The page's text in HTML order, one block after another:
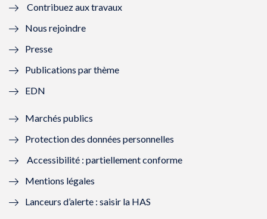
l
l
f
n
ê
t
r
e
e
e
n
ê
r
ê
t
e
ê
Contribuez aux travaux
Nous rejoindre
Presse
Publications par thème
EDN
Marchés publics
Protection des données personnelles
Accessibilité : partiellement conforme
Mentions légales
Lanceurs d’alerte : saisir la HAS